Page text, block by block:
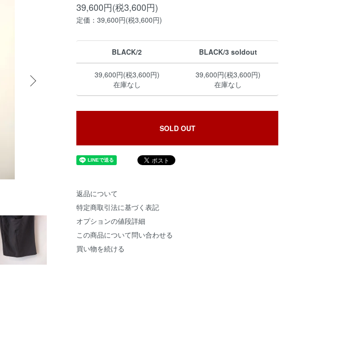
39,600円(税3,600円)
定価：39,600円(税3,600円)
BLACK/2 BLACK/3 soldout
39,600円(税3,600円)
在庫なし
39,600円(税3,600円)
在庫なし
SOLD OUT
返品について
特定商取引法に基づく表記
オプションの値段詳細
この商品について問い合わせる
買い物を続ける